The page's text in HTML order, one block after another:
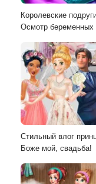
Королевские
Осмотр беременных
Стильный влог
Боже мой, свадьба!